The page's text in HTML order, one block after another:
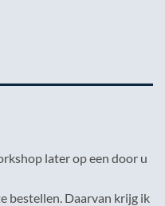
later op een door u
bestellen. Daarvan krijg ik